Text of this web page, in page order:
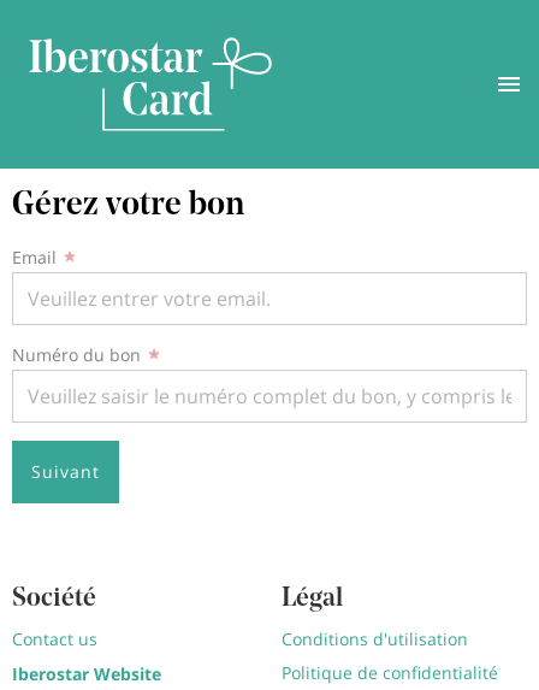
au
principal
Gérez votre bon
Email
Numéro du bon
Suivant
Société
Contact us
Iberostar Website
Légal
Conditions d'utilisation
Politique de confidentialité